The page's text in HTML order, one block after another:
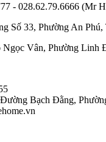
- 028.62.79.6666 (Mr
Số 33, Phường An
Ngọc Vân, Phường
Bạch Đằng,